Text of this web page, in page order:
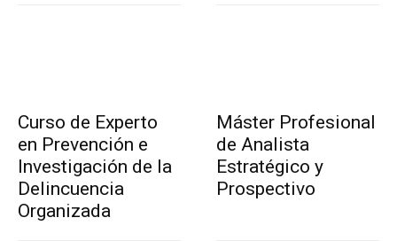
Curso de Experto
en Prevención e
Investigación de la
Delincuencia
Organizada
Máster Profesional
de Analista
Estratégico y
Prospectivo